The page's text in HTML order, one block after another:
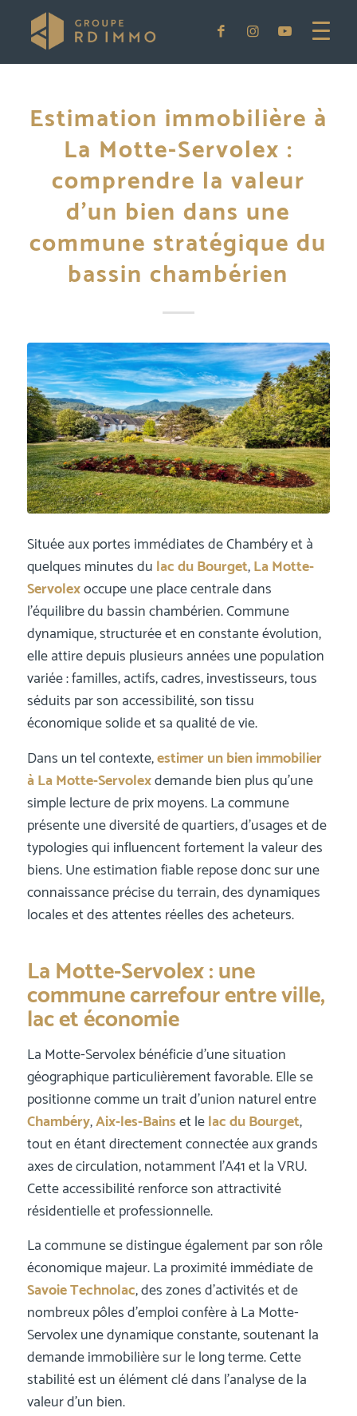
Estimation immobilière à
La Motte-Servolex :
comprendre la valeur
d’un bien dans une
commune stratégique du
bassin chambérien
Située aux portes immédiates de Chambéry et à
quelques minutes du lac du Bourget,La Motte-
Servolexoccupe une place centrale dans
l’équilibre du bassin chambérien. Commune
dynamique, structurée et en constante évolution,
elle attire depuis plusieurs années une population
variée : familles, actifs, cadres, investisseurs, tous
séduits par son accessibilité, son tissu
économique solide et sa qualité de vie.
Dans un tel contexte,estimer un bien immobilier
à La Motte-Servolexdemande bien plus qu’une
simple lecture de prix moyens. La commune
présente une diversité de quartiers, d’usages et de
typologies qui influencent fortement la valeur des
biens. Une estimation fiable repose donc sur une
connaissance précise du terrain, des dynamiques
locales et des attentes réelles des acheteurs.
La Motte-Servolex : une
commune carrefour entre ville,
lac et économie
La Motte-Servolex bénéficie d’une situation
géographique particulièrement favorable. Elle se
positionne comme un trait d’union naturel entre
Chambéry,Aix-les-Bainset lelac du Bourget,
tout en étant directement connectée aux grands
axes de circulation, notamment l’A41 et la VRU.
Cette accessibilité renforce son attractivité
résidentielle et professionnelle.
La commune se distingue également par son rôle
économique majeur. La proximité immédiate de
Savoie Technolac, des zones d’activités et de
nombreux pôles d’emploi confère à La Motte-
Servolex une dynamique constante, soutenant la
demande immobilière sur le long terme. Cette
stabilité est un élément clé dans l’analyse de la
valeur d’un bien.